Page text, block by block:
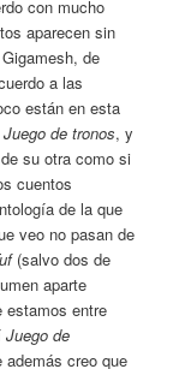
con mucho
aparecen sin
de
a las
están en esta
Juego de tronos, y
su otra como si
cuentos
de la que
veo no pasan de
(salvo dos de
aparte
estamos entre
Juego de
además creo que